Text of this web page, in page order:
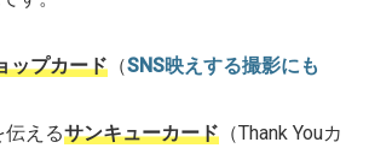
ップカード （SNS映えする撮影にも
えるサンキューカード （Thank Youカ